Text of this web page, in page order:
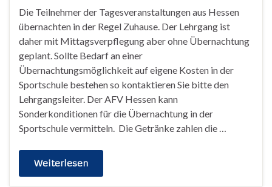
Die Teilnehmer der Tagesveranstaltungen aus Hessen
übernachten in der Regel Zuhause. Der Lehrgang ist
daher mit Mittagsverpflegung aber ohne Übernachtung
geplant. Sollte Bedarf an einer
Übernachtungsmöglichkeit auf eigene Kosten in der
Sportschule bestehen so kontaktieren Sie bitte den
Lehrgangsleiter. Der AFV Hessen kann
Sonderkonditionen für die Übernachtung in der
Sportschule vermitteln. Die Getränke zahlen die …
Weiterlesen